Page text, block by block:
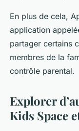
En plus de cela,
application
partager certains
membres de la
contrôle parental.
Explorer
Kids Space